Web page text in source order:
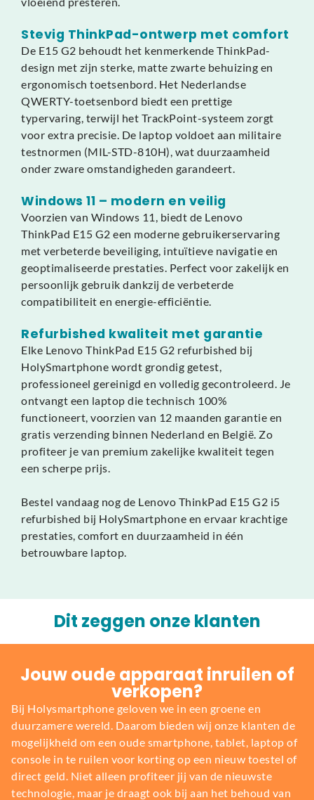
Stevig ThinkPad-ontwerp met comfort
De E15 G2 behoudt het kenmerkende ThinkPad-
design met zijn sterke, matte zwarte behuizing en
ergonomisch toetsenbord. Het Nederlandse
QWERTY-toetsenbord biedt een prettige
typervaring, terwijl het TrackPoint-systeem zorgt
voor extra precisie. De laptop voldoet aan militaire
testnormen (MIL-STD-810H), wat duurzaamheid
onder zware omstandigheden garandeert.
Windows 11 – modern en veilig
Voorzien van Windows 11, biedt de Lenovo
ThinkPad E15 G2 een moderne gebruikerservaring
met verbeterde beveiliging, intuïtieve navigatie en
geoptimaliseerde prestaties. Perfect voor zakelijk en
persoonlijk gebruik dankzij de verbeterde
compatibiliteit en energie-efficiëntie.
Refurbished kwaliteit met garantie
Elke Lenovo ThinkPad E15 G2 refurbished bij
HolySmartphone wordt grondig getest,
professioneel gereinigd en volledig gecontroleerd. Je
ontvangt een laptop die technisch 100%
functioneert, voorzien van 12 maanden garantie en
gratis verzending binnen Nederland en België. Zo
profiteer je van premium zakelijke kwaliteit tegen
een scherpe prijs.
Bestel vandaag nog de Lenovo ThinkPad E15 G2 i5
refurbished bij HolySmartphone en ervaar krachtige
prestaties, comfort en duurzaamheid in één
betrouwbare laptop.
Dit zeggen onze klanten
Jouw oude apparaat inruilen of
verkopen?
Bij Holysmartphone geloven we in een groene en
duurzamere wereld. Daarom bieden wij onze klanten de
mogelijkheid om een oude smartphone, tablet, laptop of
console in te ruilen voor korting op een nieuw toestel of
direct geld. Niet alleen profiteer jij van de nieuwste
technologie, maar je draagt ook bij aan het behoud van